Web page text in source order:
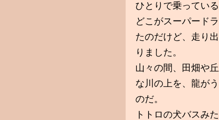
ひとりで乗ってい
どこがスーパード
たのだけど、走り
りました。
山々の間、田畑や
な川の上を、龍が
のだ。
トトロの犬バスみ